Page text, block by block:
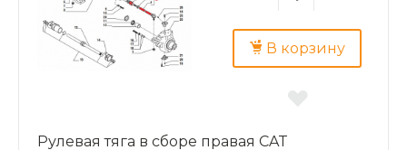
В корзину
Рулевая тяга в сборе правая CAT